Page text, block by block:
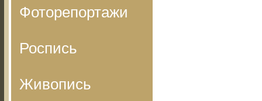
Фоторепортажи
Роспись
Живопись